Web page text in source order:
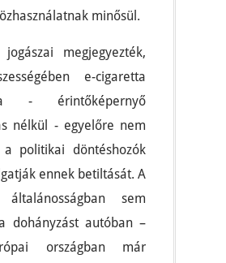
minősül.
megjegyezték,
e-cigaretta
- érintőképernyő
nélkül - egyelőre nem
politikai döntéshozók
ennek betiltását. A
általánosságban sem
dohányzást autóban –
országban már